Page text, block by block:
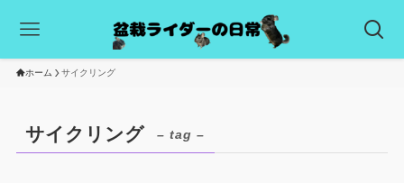
ホーム サイクリング
サイクリング – tag –